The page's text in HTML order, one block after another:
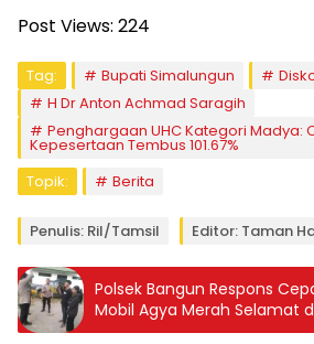
Post Views: 224
Tag: Bupati Simalungun
H Dr Anton Achmad Saragih
Penghargaan UHC Kategori Madya:
Kepesertaan Tembus 101.67%
Topik:
Berita
Penulis: Ril/tamsil Editor: Taman
Polsek Bangun Respons
Mobil Agya Merah Selamat